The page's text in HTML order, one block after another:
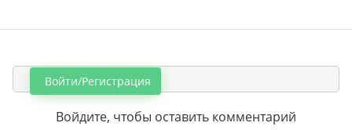
Войти/Регистрация
Войдите, чтобы оставить комментарий